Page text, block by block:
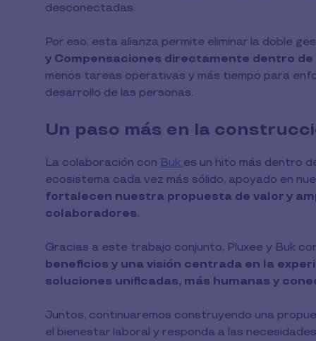
desconectadas.
Por eso, esta alianza permite eliminar la doble
y Compensaciones directamente dentro de
menos tareas operativas y más tiempo para
desarrollo de las personas.
Un paso más en la
La colaboración con Buk es un hito más dentro
ecosistema cada vez más sólido, apoyado en
fortalecen nuestra propuesta de valor y
colaboradores.
Gracias a este trabajo conjunto, Pluxee y Buk
beneficios y una visión centrada en la
soluciones unificadas, más humanas y
Juntos, continuaremos construyendo una
el bienestar laboral y responda a las